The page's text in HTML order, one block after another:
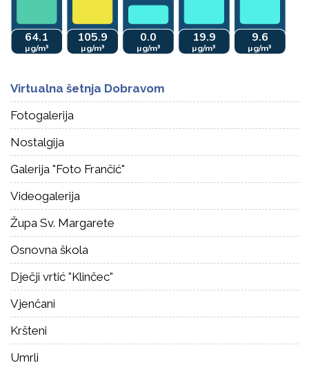
Virtualna šetnja Dobravom
Fotogalerija
Nostalgija
Galerija "Foto Frančić"
Videogalerija
Župa Sv. Margarete
Osnovna škola
Dječji vrtić "Klinčec"
Vjenčani
Kršteni
Umrli